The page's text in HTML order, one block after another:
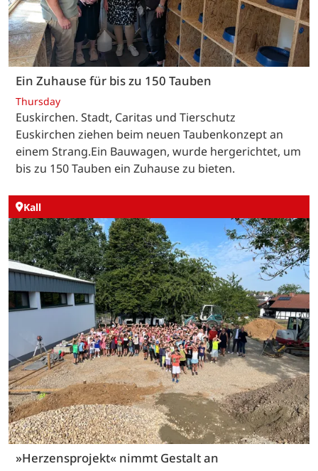
Ein Zuhause für bis zu 150 Tauben
Thursday
Euskirchen. Stadt, Caritas und Tierschutz
Euskirchen ziehen beim neuen Taubenkonzept an
einem Strang.Ein Bauwagen, wurde hergerichtet, um
bis zu 150 Tauben ein Zuhause zu bieten.
Kall
»Herzensprojekt« nimmt Gestalt an